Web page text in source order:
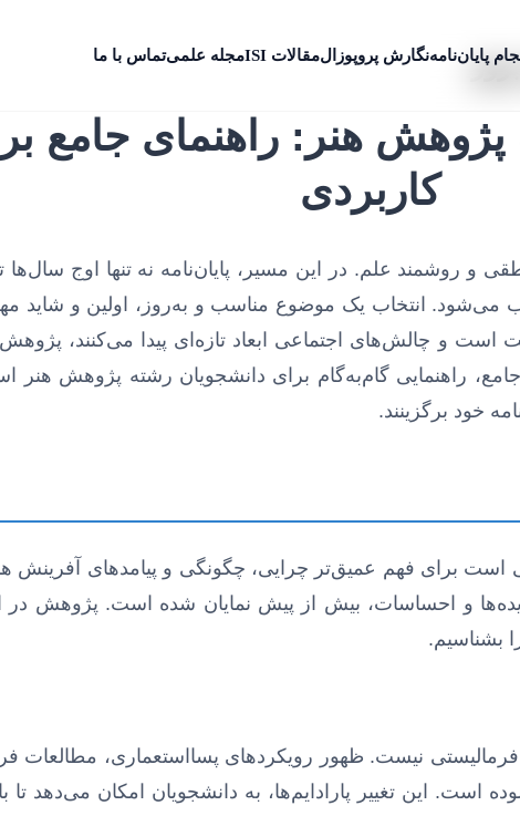
پایان‌نامهنگارش پروپوزالمقالات ISI مجله علمیتماس با ما
هنر: راهنمای جامع
کاربردی
و روشمند علم. در این مسیر، پایان‌نامه نه تنها اوج
می‌شود. انتخاب یک موضوع مناسب و به‌روز، اولین و شاید
و چالش‌های اجتماعی ابعاد تازه‌ای پیدا می‌کنند، پژوهش
جامع، راهنمایی گام‌به‌گام برای دانشجویان رشته پژوهش
خود برگزینند.
برای فهم عمیق‌تر چرایی، چگونگی و پیامدهای آفرینش
و احساسات، بیش از پیش نمایان شده است. پژوهش در
بشناسیم.
فرمالیستی نیست. ظهور رویکردهای پسااستعماری،
این تغییر پارادایم‌ها، به دانشجویان امکان می‌دهد تا